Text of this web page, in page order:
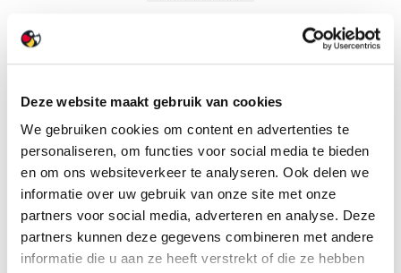
Deze website maakt gebruik van cookies
We gebruiken cookies om content en advertenties te
personaliseren, om functies voor social media te bieden
en om ons websiteverkeer te analyseren. Ook delen we
informatie over uw gebruik van onze site met onze
partners voor social media, adverteren en analyse. Deze
partners kunnen deze gegevens combineren met andere
informatie die u aan ze heeft verstrekt of die ze hebben